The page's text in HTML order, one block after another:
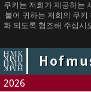
쿠키는 저희가 제공하는
불어 귀하는 저희의 쿠
화 되도록 협조해 주십시
2026